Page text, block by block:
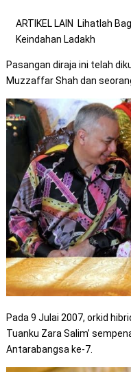
ARTIKEL LAIN
Lihatlah
Keindahan Ladakh
Pasangan diraja ini telah
Muzzaffar Shah dan
Pada 9 Julai 2007, orkid
Tuanku Zara Salim’
Antarabangsa ke-7.